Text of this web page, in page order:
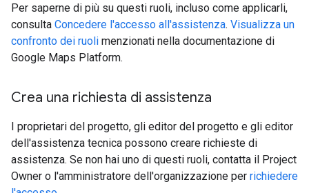
Per saperne di più su questi ruoli, incluso come applicarli,
consulta Concedere l'accesso all'assistenza. Visualizza un
confronto dei ruoli menzionati nella documentazione di
Google Maps Platform.
Crea una richiesta di assistenza
I proprietari del progetto, gli editor del progetto e gli editor
dell'assistenza tecnica possono creare richieste di
assistenza. Se non hai uno di questi ruoli, contatta il Project
Owner o l'amministratore dell'organizzazione per richiedere